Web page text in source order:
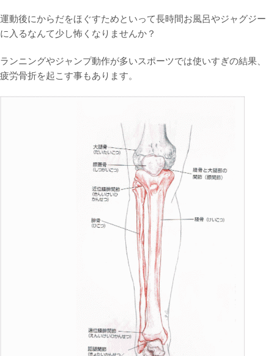
運動後にからだをほぐすためといって長時間お風呂やジャグジー
に入るなんて少し怖くなりませんか？
ランニングやジャンプ動作が多いスポーツでは使いすぎの結果、
疲労骨折を起こす事もあります。